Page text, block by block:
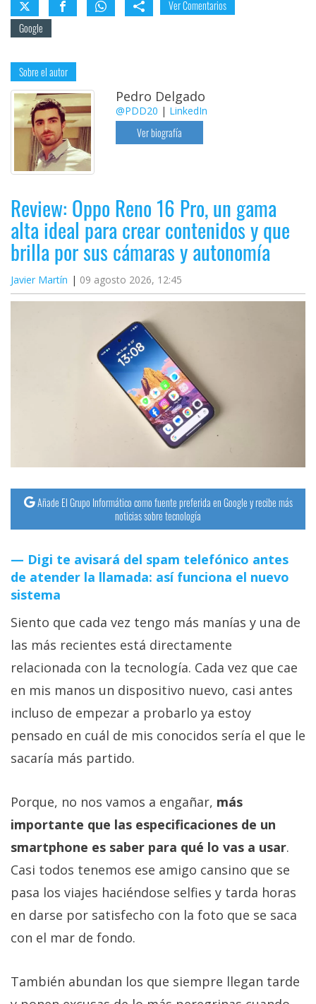
Ver Comentarios
Google
Sobre el autor
Pedro Delgado
@PDD20 | LinkedIn
Ver biografía
Review: Oppo Reno 16 Pro, un gama
alta ideal para crear contenidos y que
brilla por sus cámaras y autonomía
Javier Martín 09 agosto 2026, 12:45
Añade El Grupo Informático como fuente preferida en Google y recibe más
noticias sobre tecnología
Digi te avisará del spam telefónico antes
de atender la llamada: así funciona el nuevo
sistema
Siento que cada vez tengo más manías y una de
las más recientes está directamente
relacionada con la tecnología. Cada vez que cae
en mis manos un dispositivo nuevo, casi antes
incluso de empezar a probarlo ya estoy
pensado en cuál de mis conocidos sería el que le
sacaría más partido.
Porque, no nos vamos a engañar, más
importante que las especificaciones de un
smartphone es saber para qué lo vas a usar.
Casi todos tenemos ese amigo cansino que se
pasa los viajes haciéndose selfies y tarda horas
en darse por satisfecho con la foto que se saca
con el mar de fondo.
También abundan los que siempre llegan tarde